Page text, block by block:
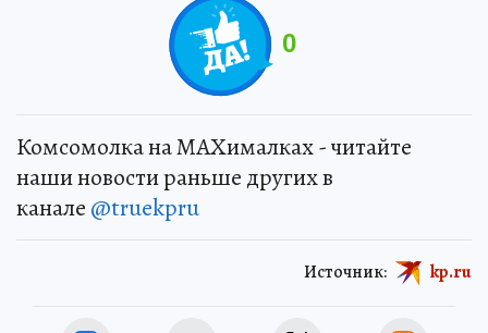
0
Комсомолка на MAXималках - читайте
наши новости раньше других в
канале @truekpru
Источник: kp.ru